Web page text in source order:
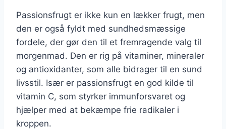
Passionsfrugt er ikke kun en lækker frugt, men
den er også fyldt med sundhedsmæssige
fordele, der gør den til et fremragende valg til
morgenmad. Den er rig på vitaminer, mineraler
og antioxidanter, som alle bidrager til en sund
livsstil. Især er passionsfrugt en god kilde til
vitamin C, som styrker immunforsvaret og
hjælper med at bekæmpe frie radikaler i
kroppen.